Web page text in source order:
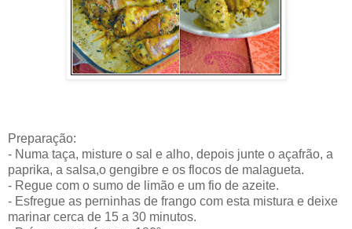
Preparação:
- Numa taça, misture o sal e alho, depois junte o açafrão, a
paprika, a salsa,o gengibre e os flocos de malagueta.
- Regue com o sumo de limão e um fio de azeite.
- Esfregue as perninhas de frango com esta mistura e deixe
marinar cerca de 15 a 30 minutos.